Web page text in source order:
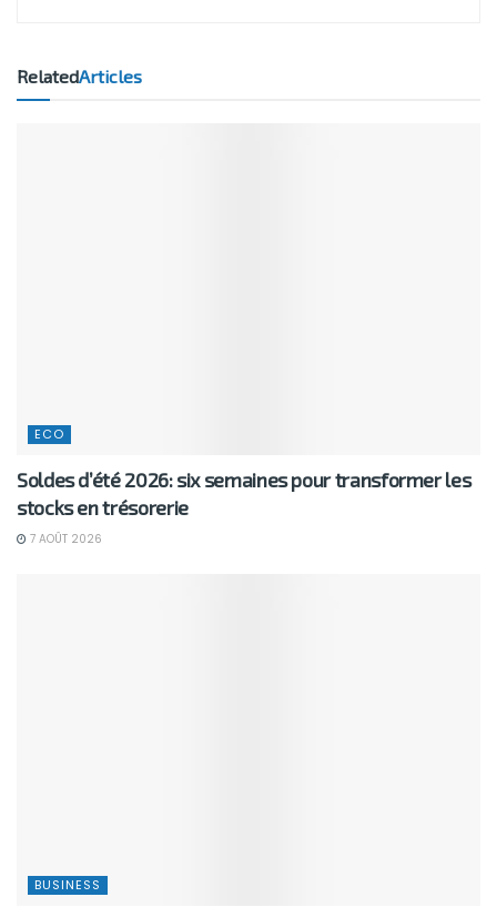
RelatedArticles
ECO
Soldes d’été 2026: six semaines pour transformer les
stocks en trésorerie
7 AOÛT 2026
BUSINESS